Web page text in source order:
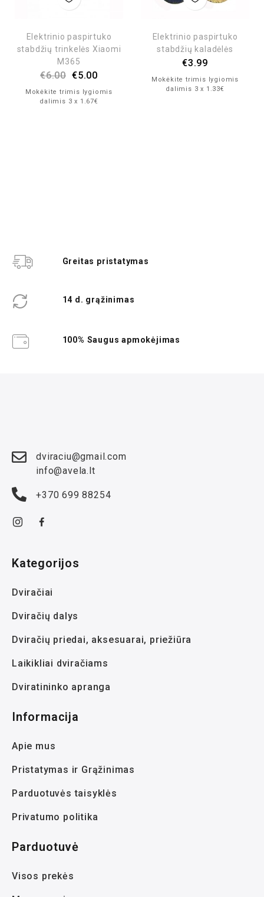
Elektrinio paspirtuko
stabdžių trinkelės Xiaomi
M365
€6.00 €5.00
Mokėkite trimis lygiomis
dalimis 3 x 1.67€
Elektrinio paspirtuko
stabdžių kaladėlės
€3.99
Mokėkite trimis lygiomis
dalimis 3 x 1.33€
Greitas pristatymas
14 d. grąžinimas
100% Saugus apmokėjimas
dviraciu@gmail.com
info@avela.lt
+370 699 88254
Kategorijos
Dviračiai
Dviračių dalys
Dviračių priedai, aksesuarai, priežiūra
Laikikliai dviračiams
Dviratininko apranga
Informacija
Apie mus
Pristatymas ir Grąžinimas
Parduotuvės taisyklės
Privatumo politika
Parduotuvė
Visos prekės